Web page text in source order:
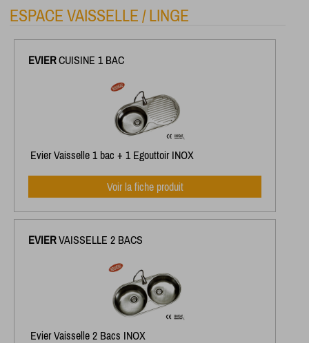
ESPACE VAISSELLE / LINGE
EVIERCUISINE 1 BAC
Evier Vaisselle 1 bac + 1 Egouttoir INOX
Voir la fiche produit
EVIERVAISSELLE 2 BACS
Evier Vaisselle 2 Bacs INOX